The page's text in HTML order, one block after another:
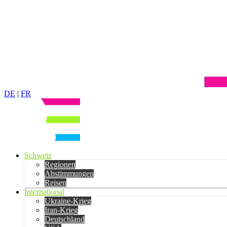
DE | FR
Schweiz
Regionen
Abstimmungen
Reisen
International
Ukraine-Krieg
Iran-Krieg
Deutschland